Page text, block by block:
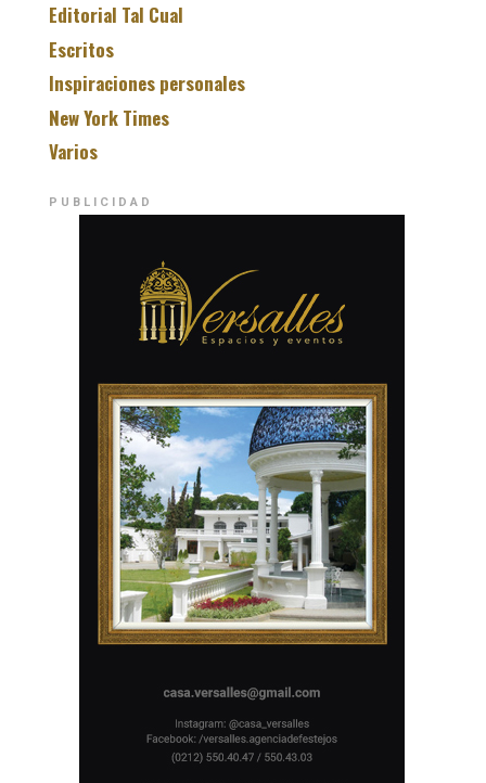
Editorial Tal Cual
Escritos
Inspiraciones personales
New York Times
Varios
PUBLICIDAD